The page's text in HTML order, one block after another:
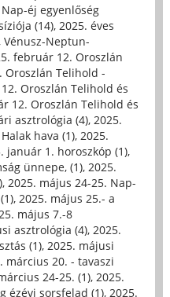
éj egyenlőség
(14), 2025. éves
Neptun-
február 12. Oroszlán
Oroszlán Telihold -
Oroszlán Telihold és
12. Oroszlán Telihold és
asztrológia (4), 2025.
hava (1), 2025.
január 1. horoszkóp (1),
ünnepe, (1), 2025.
, 2025. május 24-25. Nap-
, 2025. május 25.- a
május 7.-8
asztrológia (4), 2025.
(1), 2025. májusi
március 20. - tavaszi
24-25. (1), 2025.
ézévi sorsfelad (1), 2025.